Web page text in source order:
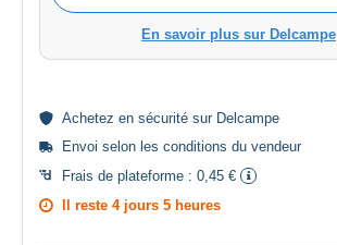
En savoir plus sur Delcampe
Achetez en sécurité sur Delcampe
Envoi selon les conditions du vendeur
Frais de plateforme : 0,45 €
Il reste 4 jours 5 heures